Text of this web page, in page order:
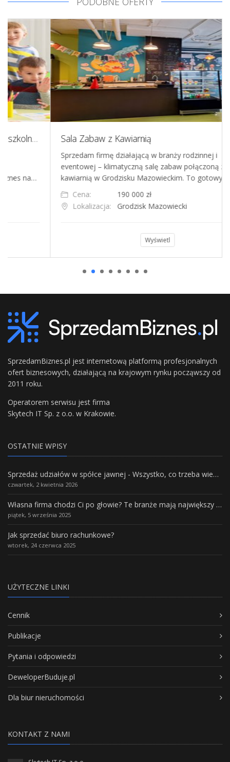
Sala Zabaw z Kawiarnią
Sprzedam firmę działającą w branży rodzinnej i
eventowej – klimatyczną salę zabaw połączoną z
kawiarnią w Grodzisku Mazowieckim. To gotowy biznes…
190 000 zł
Lokalizacja:
Grodzisk Mazowiecki
SprzedamBiznes.pl jest internetową platformą profesjonalnych
ofert biznesowych, działającą na krajowym rynku począwszy od
2011 roku.
Operatorem serwisu jest firma
Skytech IT Sp. z o.o. w Krakowie.
OSTATNIE WPISY
Sprzedaż udziałów w spółce jawnej - Wszystko, co trzeba wiedzieć.
czwartek, 2 kwietnia 2026
Własna firma chodzi Ci po głowie? Te branże mają największy potencjał rozwoju
piątek, 5 września 2025
Jak sprzedać biuro rachunkowe?
wtorek, 24 czerwca 2025
UŻYTECZNE LINKI
Cennik
Publikacje
Pytania i odpowiedzi
DeweloperBuduje.pl
Dla biur nieruchomości
KONTAKT Z NAMI